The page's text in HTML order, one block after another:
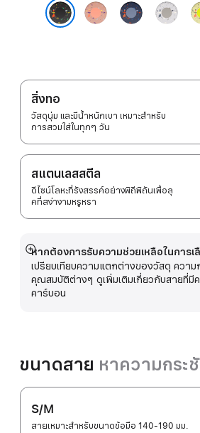
Midnight Black
Alpenglow
Pink
Blue
Ribbon
Veiled
Grey
สิ่งทอ
วัสดุนุ่ม และมีน้ำหนักเบา เหมาะสำหรับ
การสวมใส่ในทุกๆ วัน
สแตนเลสสตีล
ดีไซน์โลหะที่รังสรรค์อย่างพิถีพิถันเพื่อลุ
คที่สง่างามหรูหรา
หากต้องการรับความช่วยเหลือในการเ
เปรียบเทียบความแตกต่างของวัสดุ ความ
คุณสมบัติต่างๆ ดูเพิ่มเติมเกี่ยวกับสายที่มี
คาร์บอน
แสดง
เพิ่ม
เติม
ขนาดสาย หาความกระ
S/M
สายเหมาะสำหรับขนาดข้อมือ 140-190 มม.